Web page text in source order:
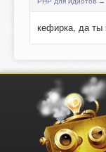
кефирка, да ты